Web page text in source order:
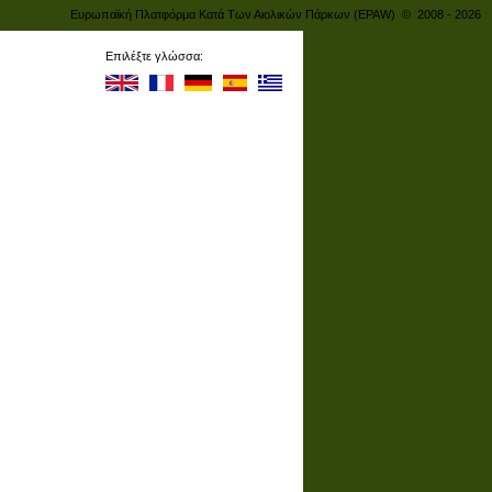
Επιλέξτε γλώσσα:
Ευρωπαϊκή Πλατφόρμα Κατά Των Αιολικών Πάρκων (EPAW) © 2008 - 2026